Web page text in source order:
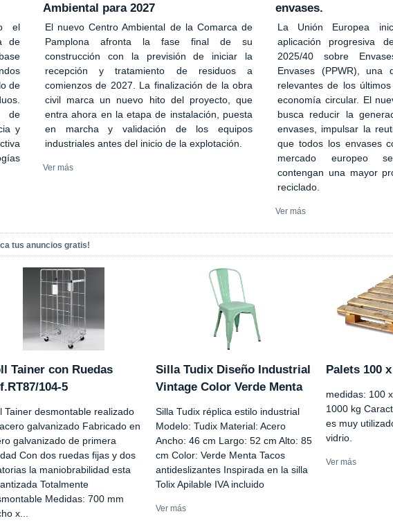
el
de
de
de
y
Ambiental para 2027
El nuevo Centro Ambiental de la Comarca de
Pamplona afronta la fase final de su
construcción con la previsión de iniciar la
recepción y tratamiento de residuos a
comienzos de 2027. La finalización de la obra
civil marca un nuevo hito del proyecto, que
entra ahora en la etapa de instalación, puesta
en marcha y validación de los equipos
industriales antes del inicio de la explotación.
Ver más
envases.
La Unión Europea
aplicación progresiva
2025/40 sobre
Envases (PPWR), una
relevantes de los
economía circular. El
busca reducir la
envases, impulsar la
que todos los envases
mercado europeo
contengan una mayor
reciclado.
Ver más
tus anuncios gratis!
Tainer con Ruedas
104-5
Tainer desmontable realizado
galvanizado Fabricado en
galvanizado de primera
Con dos ruedas fijas y dos
la maniobrabilidad esta
Totalmente
Medidas: 700 mm
x...
Silla Tudix Diseño Industrial
Vintage Color Verde Menta
Silla Tudix réplica estilo industrial
Modelo: Tudix Material: Acero
Ancho: 46 cm Largo: 52 cm Alto: 85
cm Color: Verde Menta Tacos
antideslizantes Inspirada en la silla
Tolix Apilable IVA incluido
Ver más
Palets 100
medidas: 100
1000 kg
es muy
vidrio.
Ver más